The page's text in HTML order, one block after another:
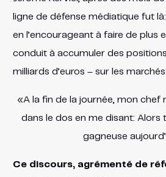
ligne de défense médiatique fut là:
en l’encourageant à faire de plus
conduit à accumuler des
milliards d’euros – sur les marchés.
«A la fin de la journée, mon chef
dans le dos en me disant: Alors
gagneuse
Ce discours, agrémenté de